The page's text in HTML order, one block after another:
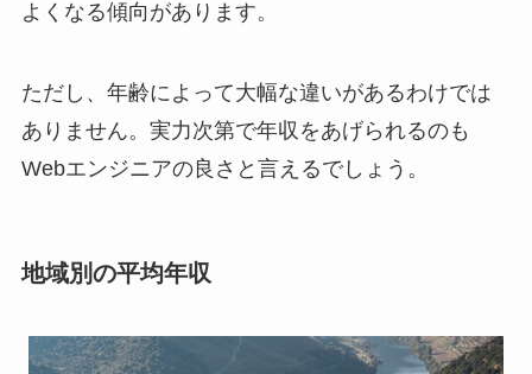
よくなる傾向があります。
ただし、年齢によって大幅な違いがあるわけでは
ありません。実力次第で年収をあげられるのも
Webエンジニアの良さと言えるでしょう。
地域別の平均年収